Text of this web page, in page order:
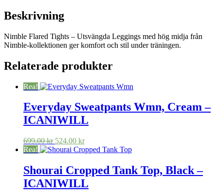
Beskrivning
Nimble Flared Tights – Utsvängda Leggings med hög midja från
Nimble-kollektionen ger komfort och stil under träningen.
Relaterade produkter
Rea!
Everyday Sweatpants Wmn, Cream –
ICANIWILL
699.00kr Det
ursprungliga
var:
699.00 kr.
524.00 krDet
nuvarande
524.00 kr.
Rea!
Shourai Cropped Tank Top, Black –
ICANIWILL